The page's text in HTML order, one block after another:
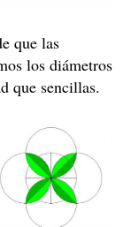
que las
los diámetros
que sencillas.